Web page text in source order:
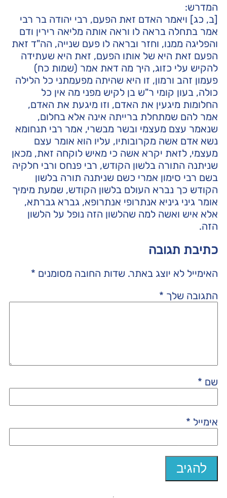
המדרש:
[ב, כג] ויאמר האדם זאת הפעם, רבי יהודה בר רבי
אמר בתחלה בראה לו וראה אותה מליאה רירין ודם
והפליגה ממנו, וחזר ובראה לו פעם שנייה, הה"ד זאת
הפעם זאת היא של אותו הפעם, זאת היא שעתידה
להקיש עלי כזוג, היך מה דאת אמר (שמות כח)
פעמון זהב ורמון, זו היא שהיתה מפעמתני כל הלילה
כולה, בעון קומי ר"ש בן לקיש מפני מה אין כל
החלומות מיגעין את האדם, וזו מיגעת את האדם,
אמר להם שמתחלת ברייתה אינה אלא בחלום,
שנאמר עצם מעצמי ובשר מבשרי, אמר רבי תנחומא
נשא אדם אשה מקרובותיו, עליו הוא אומר עצם
מעצמי, לזאת יקרא אשה כי מאיש לוקחה זאת, מכאן
שניתנה התורה בלשון הקודש, רבי פנחס ורבי חלקיה
בשם רבי סימון אמרי כשם שניתנה תורה בלשון
הקודש כך נברא העולם בלשון הקודש, שמעת מימיך
אומר גיני גיניא אנתרופי אנתרופא, גברא גברתא,
אלא איש ואשה למה שהלשון הזה נופל על הלשון
הזה.
כתיבת תגובה
האימייל לא יוצג באתר. שדות החובה מסומנים *
התגובה שלך *
שם *
אימייל *